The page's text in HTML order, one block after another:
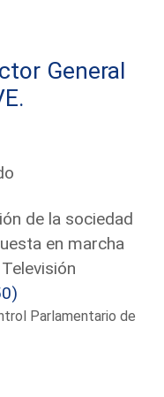
General
de la sociedad
en marcha
Parlamentario de